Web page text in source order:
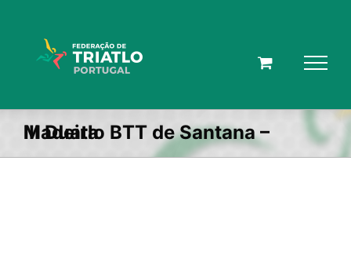
III Duatlo BTT de Santana – Madeira